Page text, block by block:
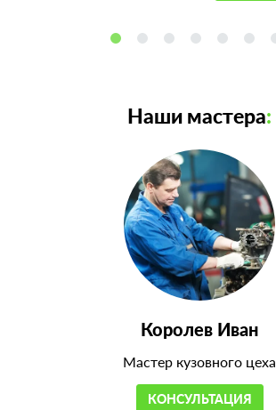
Наши мастера:
Королев Иван
Мастер кузовного цеха
КОНСУЛЬТАЦИЯ